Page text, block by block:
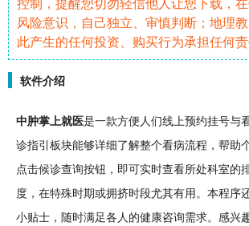
风险意识，自己独立、审慎判断；地理
此产生的任何投资、购买行为承担任何责
软件介绍
中肿掌上就医是一款方便人们线上预约挂号与
诊指引板块能够详细了解整个看病流程，帮助
点击候诊查询按钮，即可实时查看所处科室的
度，在特殊时期或拥挤时段尤其有用。本程序
小贴士， 随时满足各人的健康咨询需求。感兴